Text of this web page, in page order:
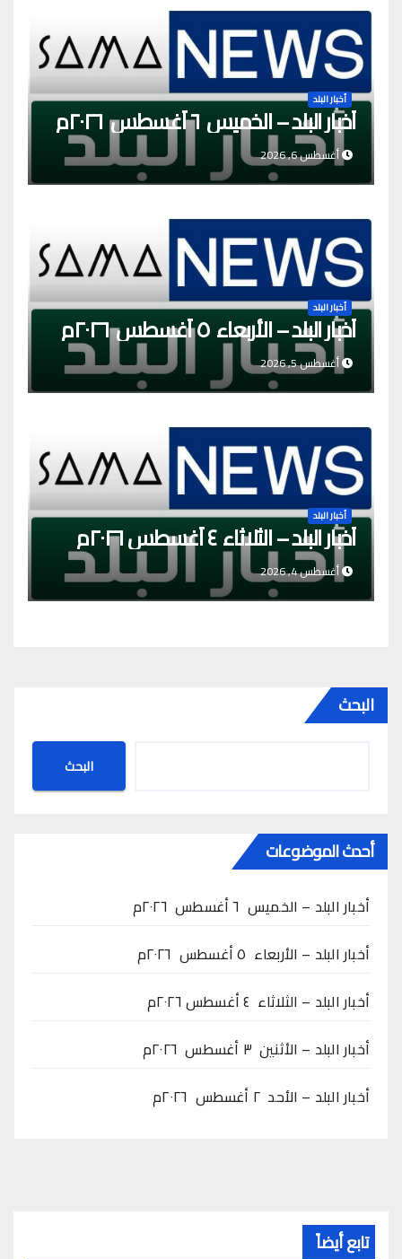
أخبار البلد
أخبار البلد – الخميس ٦ أغسطس ٢٠٢٦م
أغسطس 6, 2026
أخبار البلد
أخبار البلد – الأربعاء ٥ أغسطس ٢٠٢٦م
أغسطس 5, 2026
أخبار البلد
أخبار البلد – الثلاثاء ٤ أغسطس ٢٠٢٦م
أغسطس 4, 2026
البحث
البحث
أحدث الموضوعات
أخبار البلد – الخميس ٦ أغسطس ٢٠٢٦م
أخبار البلد – الأربعاء ٥ أغسطس ٢٠٢٦م
أخبار البلد – الثلاثاء ٤ أغسطس ٢٠٢٦م
أخبار البلد – الأثنين ٣ أغسطس ٢٠٢٦م
أخبار البلد – الأحد ٢ أغسطس ٢٠٢٦م
تابع أيضاً